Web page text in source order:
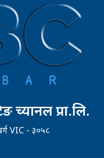
च्यानल प्रा.लि.
VIC - ३०५८